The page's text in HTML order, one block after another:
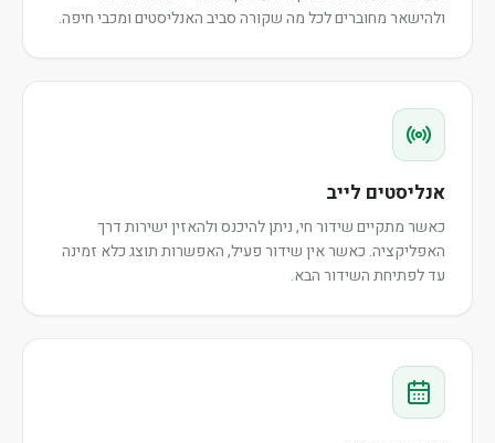
ולהישאר מחוברים לכל מה שקורה סביב האנליסטים ומכבי חיפה.
אנליסטים לייב
כאשר מתקיים שידור חי, ניתן להיכנס ולהאזין ישירות דרך
האפליקציה. כאשר אין שידור פעיל, האפשרות תוצג כלא זמינה
עד לפתיחת השידור הבא.